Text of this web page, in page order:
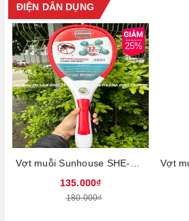
ĐIỆN DÂN DỤNG
25%
135.000₫
180.000₫